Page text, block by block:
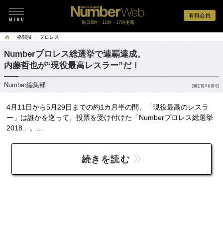
有料会員
毎日6時・11時・17時更新
格闘技 プロレス
Numberプロレス総選挙で連覇達成。
内藤哲也が“現役最高レスラー”だ！
Number編集部 2018/07/10 07:00
4月11日から5月29日までの約1カ月半の間、「現役最高のレスラ
ー」は誰かを巡って、投票を受け付けた「Numberプロレス総選挙
2018」。...
続きを読む